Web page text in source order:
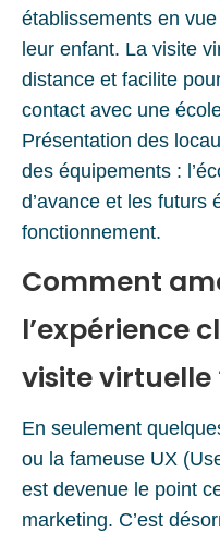
établissements en
leur enfant. La visite
distance et facilite
contact avec une
Présentation des
des équipements :
d’avance et les futurs
fonctionnement.
Comment
l’expérience
visite virtuelle
En seulement
ou la fameuse UX
est devenue le point
marketing. C’est